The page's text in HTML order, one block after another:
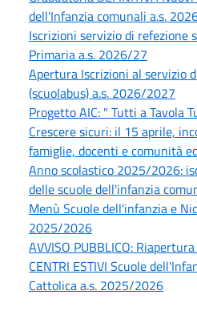
dell'Infanzia comunali a.s.
Iscrizioni servizio di refezione
Primaria a.s. 2026/27
Apertura Iscrizioni al servizio
(scuolabus) a.s. 2026/2027
Progetto AIC: " Tutti a Tavola
Crescere sicuri: il 15 aprile,
famiglie, docenti e comunità
Anno scolastico 2025/2026:
delle scuole dell'infanzia
Menù Scuole dell'infanzia e
2025/2026
AVVISO PUBBLICO:
CENTRI ESTIVI Scuole
Cattolica a.s. 2025/2026